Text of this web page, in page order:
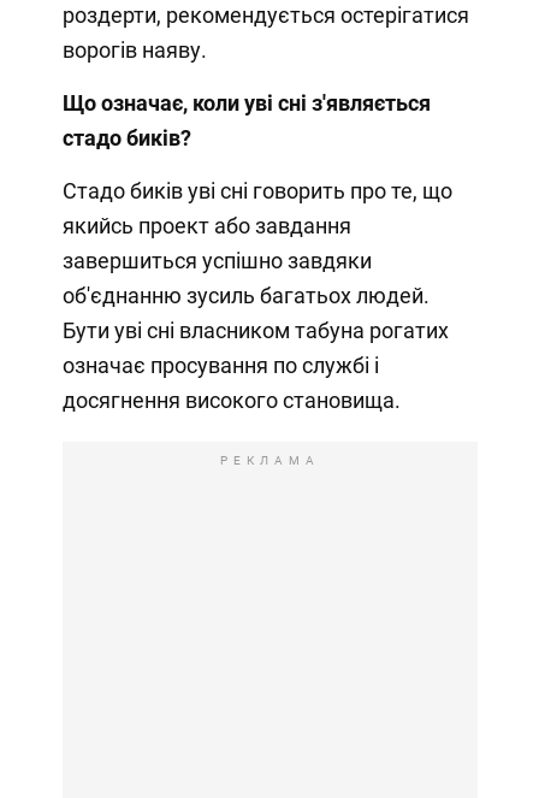
роздерти, рекомендується остерігатися
ворогів наяву.
Що означає, коли уві сні з'являється
стадо биків?
Стадо биків уві сні говорить про те, що
якийсь проект або завдання
завершиться успішно завдяки
об'єднанню зусиль багатьох людей.
Бути уві сні власником табуна рогатих
означає просування по службі і
досягнення високого становища.
РЕКЛАМА